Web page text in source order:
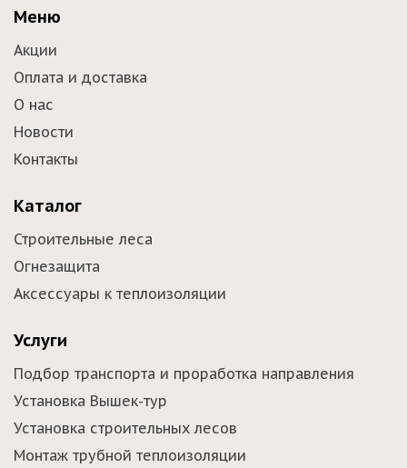
Меню
Акции
Оплата и доставка
О нас
Новости
Контакты
Каталог
Строительные леса
Огнезащита
Аксессуары к теплоизоляции
Услуги
Подбор транспорта и проработка направления
Установка Вышек-тур
Установка строительных лесов
Монтаж трубной теплоизоляции